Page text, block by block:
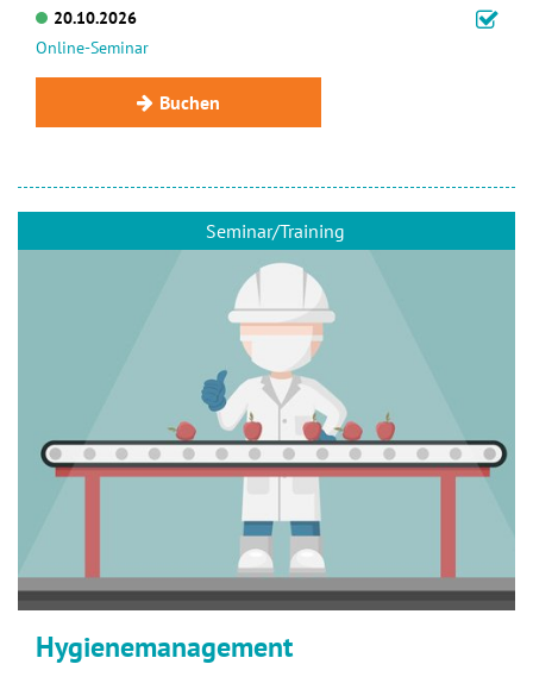
20.10.2026
Online-Seminar
Buchen
Seminar/Training
Hygienemanagement